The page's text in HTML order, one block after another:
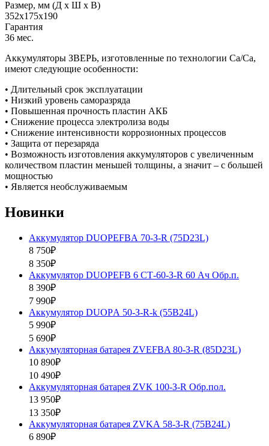
Размер, мм (Д x Ш x В)
352x175x190
Гарантия
36 мес.
Аккумуляторы ЗВЕРЬ, изготовленные по технологии Са/Са,
имеют следующие особенности:
• Длительный срок эксплуатации
• Низкий уровень саморазряда
• Повышенная прочность пластин АКБ
• Снижение процесса электролиза воды
• Снижение интенсивности коррозионных процессов
• Защита от перезаряда
• Возможность изготовления аккумуляторов с увеличенным
количеством пластин меньшей толщины, а значит – с большей
мощностью
• Является необслуживаемым
Новинки
Аккумулятор DUOPEFBА 70-З-R (75D23L)
8 750₽
8 350₽
Аккумулятор DUOPEFB 6 СТ-60-З-R 60 Ач Обр.п.
8 390₽
7 990₽
Аккумулятор DUOPА 50-З-R-k (55B24L)
5 990₽
5 690₽
Аккумуляторная батарея ZVEFBA 80-З-R (85D23L)
10 890₽
10 490₽
Аккумуляторная батарея ZVК 100-З-R Обр.пол.
13 950₽
13 350₽
Аккумуляторная батарея ZVKА 58-З-R (75B24L)
6 890₽